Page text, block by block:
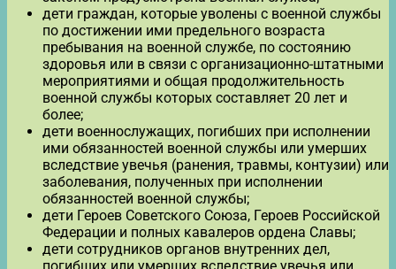
дети граждан, которые уволены с военной службы
по достижении ими предельного возраста
пребывания на военной службе, по состоянию
здоровья или в связи с организационно-штатными
мероприятиями и общая продолжительность
военной службы которых составляет 20 лет и
более;
дети военнослужащих, погибших при исполнении
ими обязанностей военной службы или умерших
вследствие увечья (ранения, травмы, контузии) или
заболевания, полученных при исполнении
обязанностей военной службы;
дети Героев Советского Союза, Героев Российской
Федерации и полных кавалеров ордена Славы;
дети сотрудников органов внутренних дел,